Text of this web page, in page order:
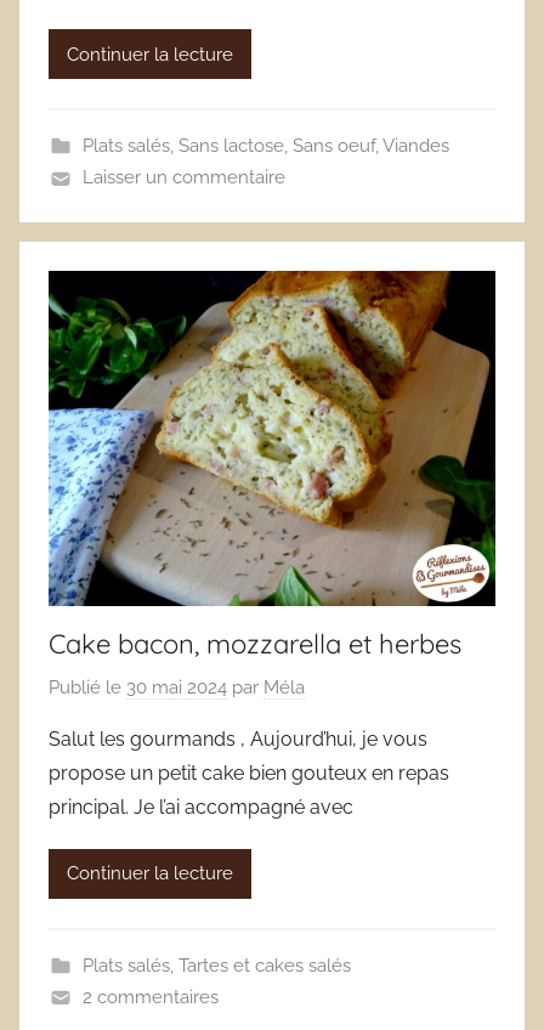
Continuer la lecture
Plats salés, Sans lactose, Sans oeuf,Viandes
Laisser un commentaire
Cake bacon, mozzarella et herbes
Publié le 30 mai 2024 par Méla
Salut les gourmands , Aujourd’hui, je vous
propose un petit cake bien gouteux en repas
principal. Je l’ai accompagné avec
Continuer la lecture
Plats salés, Tartes et cakes salés
2 commentaires